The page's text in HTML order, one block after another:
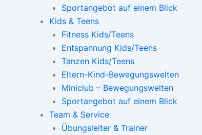
Sportangebot auf einem Blick
Kids & Teens
Fitness Kids/Teens
Entspannung Kids/Teens
Tanzen Kids/Teens
Eltern-Kind-Bewegungswelten
Miniclub – Bewegungswelten
Sportangebot auf einem Blick
Team & Service
Übungsleiter & Trainer